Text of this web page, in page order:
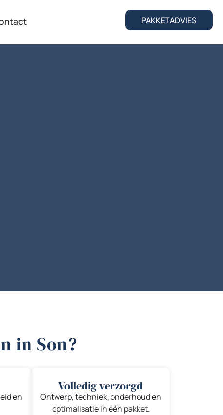
PAKKETADVIES
in Son?
en
Volledig verzorgd
Ontwerp, techniek, onderhoud en
optimalisatie in één pakket.